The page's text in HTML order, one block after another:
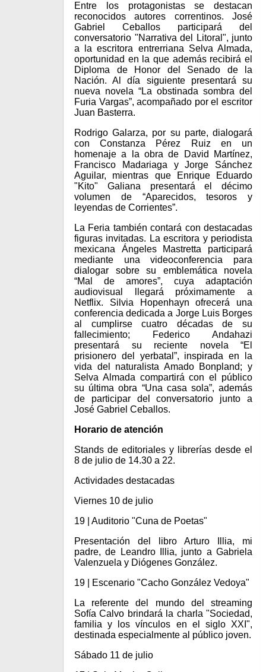
Entre los protagonistas se destacan
reconocidos autores correntinos. José
Gabriel Ceballos participará del
conversatorio "Narrativa del Litoral", junto
a la escritora entrerriana Selva Almada,
oportunidad en la que además recibirá el
Diploma de Honor del Senado de la
Nación. Al día siguiente presentará su
nueva novela “La obstinada sombra del
Furia Vargas”, acompañado por el escritor
Juan Basterra.
Rodrigo Galarza, por su parte, dialogará
con Constanza Pérez Ruiz en un
homenaje a la obra de David Martínez,
Francisco Madariaga y Jorge Sánchez
Aguilar, mientras que Enrique Eduardo
"Kito" Galiana presentará el décimo
volumen de “Aparecidos, tesoros y
leyendas de Corrientes”.
La Feria también contará con destacadas
figuras invitadas. La escritora y periodista
mexicana Ángeles Mastretta participará
mediante una videoconferencia para
dialogar sobre su emblemática novela
“Mal de amores”, cuya adaptación
audiovisual llegará próximamente a
Netflix. Silvia Hopenhayn ofrecerá una
conferencia dedicada a Jorge Luis Borges
al cumplirse cuatro décadas de su
fallecimiento; Federico Andahazi
presentará su reciente novela “El
prisionero del yerbatal”, inspirada en la
vida del naturalista Amado Bonpland; y
Selva Almada compartirá con el público
su última obra “Una casa sola”, además
de participar del conversatorio junto a
José Gabriel Ceballos.
Horario de atención
Stands de editoriales y librerías desde el
8 de julio de 14.30 a 22.
Actividades destacadas
Viernes 10 de julio
19 | Auditorio "Cuna de Poetas"
Presentación del libro Arturo Illia, mi
padre, de Leandro Illia, junto a Gabriela
Valenzuela y Diógenes González.
19 | Escenario "Cacho González Vedoya"
La referente del mundo del streaming
Sofía Calvo brindará la charla "Sociedad,
familia y los vínculos en el siglo XXI",
destinada especialmente al público joven.
Sábado 11 de julio